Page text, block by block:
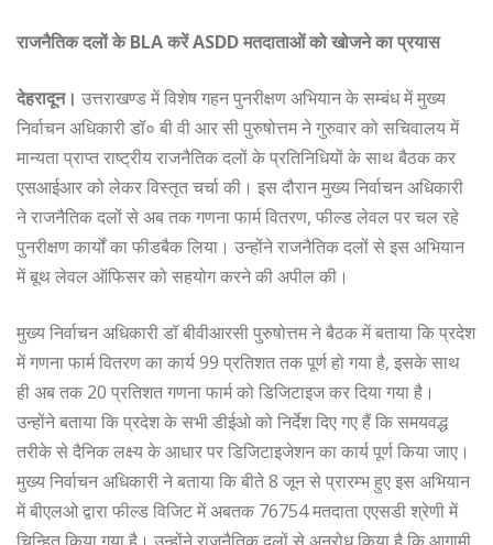
राजनैतिक दलों के BLA करें ASDD मतदाताओं को खोजने का प्रयास
देहरादून। उत्तराखण्ड में विशेष गहन पुनरीक्षण अभियान के सम्बंध में मुख्य
निर्वाचन अधिकारी डॉ० बी वी आर सी पुरुषोत्तम ने गुरुवार को सचिवालय में
मान्यता प्राप्त राष्ट्रीय राजनैतिक दलों के प्रतिनिधियों के साथ बैठक कर
एसआईआर को लेकर विस्तृत चर्चा की। इस दौरान मुख्य निर्वाचन अधिकारी
ने राजनैतिक दलों से अब तक गणना फार्म वितरण, फील्ड लेवल पर चल रहे
पुनरीक्षण कार्यों का फीडबैक लिया। उन्होंने राजनैतिक दलों से इस अभियान
में बूथ लेवल ऑफिसर को सहयोग करने की अपील की।
मुख्य निर्वाचन अधिकारी डॉ बीवीआरसी पुरुषोत्तम ने बैठक में बताया कि प्रदेश
में गणना फार्म वितरण का कार्य 99 प्रतिशत तक पूर्ण हो गया है, इसके साथ
ही अब तक 20 प्रतिशत गणना फार्म को डिजिटाइज कर दिया गया है।
उन्होंने बताया कि प्रदेश के सभी डीईओ को निर्देश दिए गए हैं कि समयवद्ध
तरीके से दैनिक लक्ष्य के आधार पर डिजिटाइजेशन का कार्य पूर्ण किया जाए।
मुख्य निर्वाचन अधिकारी ने बताया कि बीते 8 जून से प्रारम्भ हुए इस अभियान
में बीएलओ द्वारा फील्ड विजिट में अबतक 76754 मतदाता एएसडी श्रेणी में